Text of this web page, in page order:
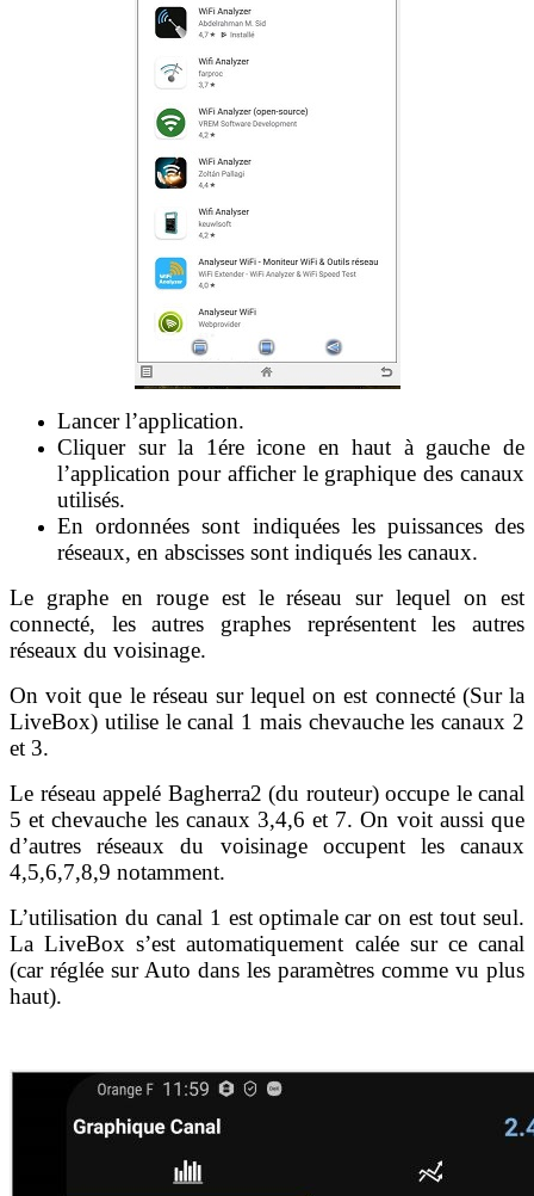
Lancer l’application.
Cliquer sur la 1ére icone en haut à gauche de
l’application pour afficher le graphique des canaux
utilisés.
En ordonnées sont indiquées les puissances des
réseaux, en abscisses sont indiqués les canaux.
Le graphe en rouge est le réseau sur lequel on est
connecté, les autres graphes représentent les autres
réseaux du voisinage.
On voit que le réseau sur lequel on est connecté (Sur la
LiveBox) utilise le canal 1 mais chevauche les canaux 2
et 3.
Le réseau appelé Bagherra2 (du routeur) occupe le canal
5 et chevauche les canaux 3,4,6 et 7. On voit aussi que
d’autres réseaux du voisinage occupent les canaux
4,5,6,7,8,9 notamment.
L’utilisation du canal 1 est optimale car on est tout seul.
La LiveBox s’est automatiquement calée sur ce canal
(car réglée sur Auto dans les paramètres comme vu plus
haut).